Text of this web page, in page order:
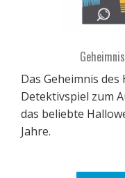
Das Geheimnis
Detektivspiel zum
das beliebte
Jahre.